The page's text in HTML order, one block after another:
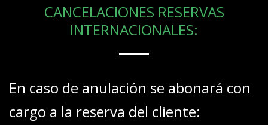
CANCELACIONES RESERVAS
INTERNACIONALES:
En caso de anulación se abonará con
cargo a la reserva del cliente: